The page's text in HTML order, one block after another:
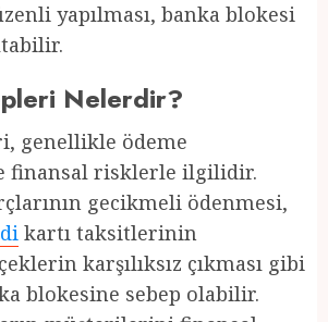
yapılması, banka blokesi
Nelerdir?
genellikle ödeme
finansal risklerle ilgilidir.
gecikmeli ödenmesi,
kartı taksitlerinin
karşılıksız çıkması gibi
blokesine sebep olabilir.